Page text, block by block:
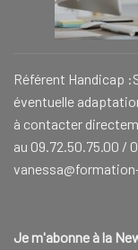
Référent Handicap
éventuelle
à contacter
au 09.72.50.75.00 /
Je m'abonne à la